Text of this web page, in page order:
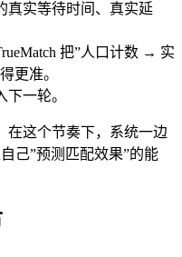
真实等待时间、真实延
把”人口计数 → 实
更准。
下一轮。
在这个节奏下，系统一边
己”预测匹配效果”的能